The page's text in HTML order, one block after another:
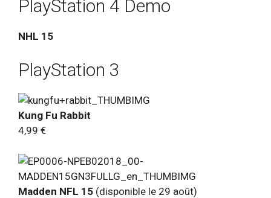
PlayStation 4 Demo
NHL 15
PlayStation 3
Kung Fu Rabbit
4,99 €
Madden NFL 15 (disponible le 29 août)